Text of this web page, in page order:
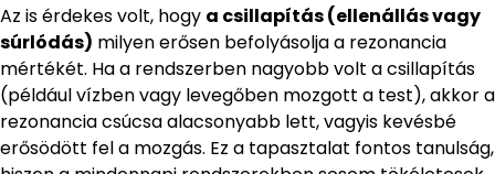
Az is érdekes volt, hogy a csillapítás (ellenállás vagy
súrlódás) milyen erősen befolyásolja a rezonancia
mértékét. Ha a rendszerben nagyobb volt a csillapítás
(például vízben vagy levegőben mozgott a test), akkor a
rezonancia csúcsa alacsonyabb lett, vagyis kevésbé
erősödött fel a mozgás. Ez a tapasztalat fontos tanulság,